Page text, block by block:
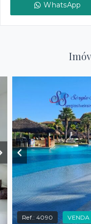
WhatsApp
Ref.:4090 VENDA